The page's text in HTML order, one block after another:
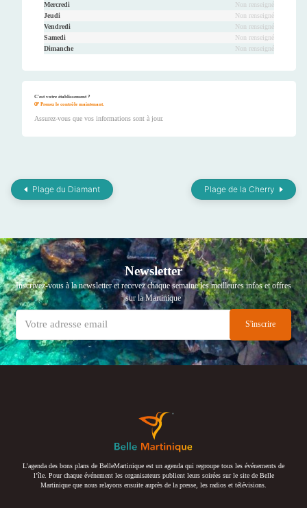
Mercredi
Non renseigné
Jeudi
Non renseigné
Vendredi
Non renseigné
Samedi
Non renseigné
Dimanche
Non renseigné
C'est votre établissement ?
Prenez le contrôle maintenant.
Assurez-vous que vos informations sont à jour.
Plage du Diamant Plage de la Cherry
Newsletter
Inscrivez-vous à la newsletter et recevez chaque semaine les meilleures infos et offres
sur la Martinique
L’agenda des bons plans de BelleMartinique est un agenda qui regroupe tous les événements de
l’île. Pour chaque événement les organisateurs publient leurs soirées sur le site de Belle
Martinique que nous relayons ensuite auprès de la presse, les radios et télévisions.